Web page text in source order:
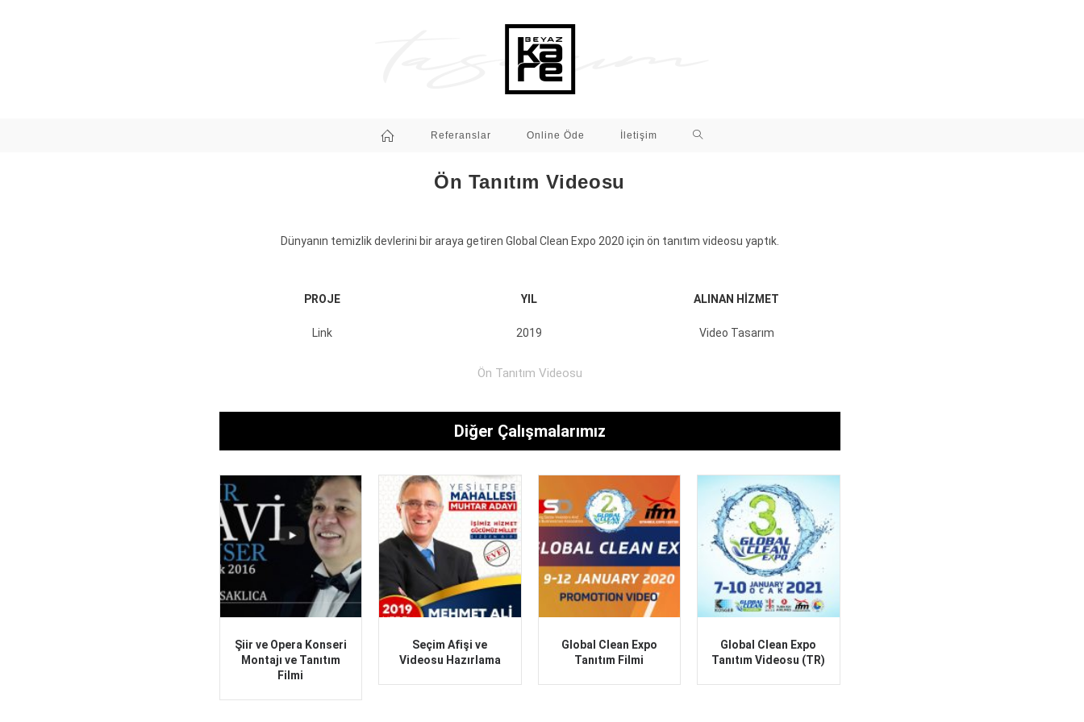
Referanslar Online Öde İletişim
Ön Tanıtım Videosu
Dünyanın temizlik devlerini bir araya getiren Global Clean Expo 2020 için ön tanıtım videosu yaptık.
PROJE
Link
YIL
2019
ALINAN HİZMET
Video Tasarım
Ön Tanıtım Videosu
Diğer Çalışmalarımız
Şiir ve Opera Konseri
Montajı ve Tanıtım
Filmi
Seçim Afişi ve
Videosu Hazırlama
Global Clean Expo
Tanıtım Filmi
Global Clean Expo
Tanıtım Videosu (TR)